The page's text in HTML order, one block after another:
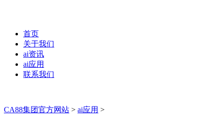
首页
关于我们
ai资讯
ai应用
联系我们
CA88集团官方网站 > ai应用 >